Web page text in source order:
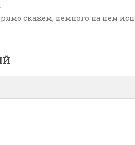
скажем, немного на нем